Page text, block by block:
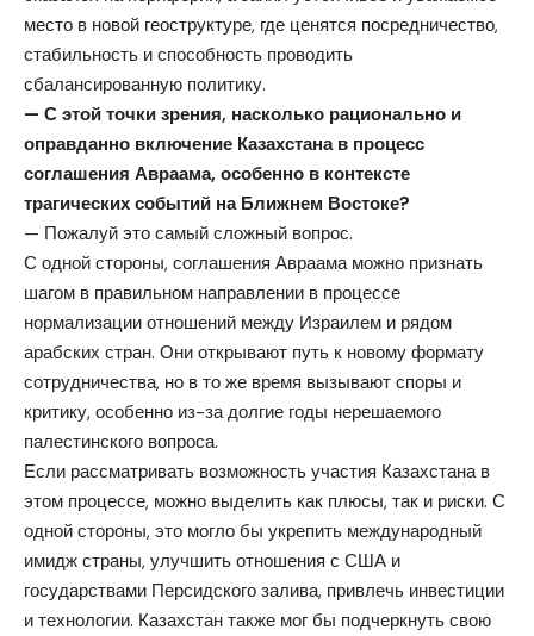
место в новой геоструктуре, где ценятся посредничество,
стабильность и способность проводить
сбалансированную политику.
— С этой точки зрения, насколько рационально и
оправданно включение Казахстана в процесс
соглашения Авраама, особенно в контексте
трагических событий на Ближнем Востоке?
— Пожалуй это самый сложный вопрос.
С одной стороны, соглашения Авраама можно признать
шагом в правильном направлении в процессе
нормализации отношений между Израилем и рядом
арабских стран. Они открывают путь к новому формату
сотрудничества, но в то же время вызывают споры и
критику, особенно из-за долгие годы нерешаемого
палестинского вопроса.
Если рассматривать возможность участия Казахстана в
этом процессе, можно выделить как плюсы, так и риски. С
одной стороны, это могло бы укрепить международный
имидж страны, улучшить отношения с США и
государствами Персидского залива, привлечь инвестиции
и технологии. Казахстан также мог бы подчеркнуть свою